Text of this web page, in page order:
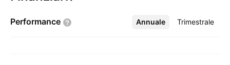
Performance Annuale Trimestrale
Altro